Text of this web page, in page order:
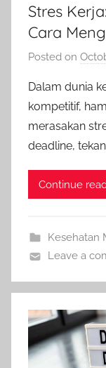
Stres
Cara
Posted on
Dalam dunia
kompetitif,
merasakan
deadline,
Continue
Kesehatan
Leave a